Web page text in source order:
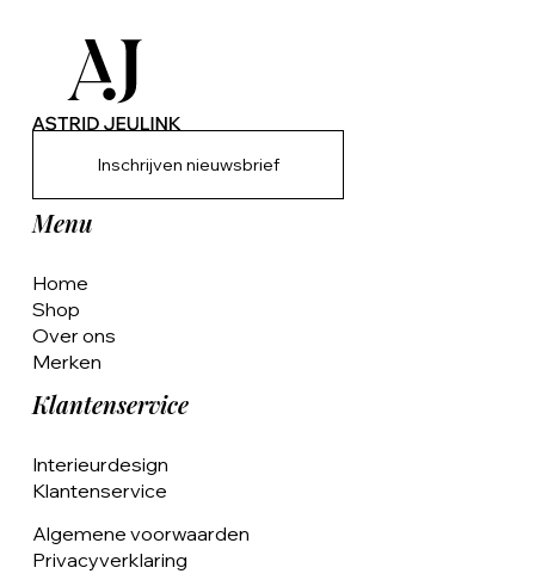
Inschrijven nieuwsbrief
Menu
Home
Shop
Over ons
Merken
Klantenservice
Interieurdesign
Klantenservice
Algemene voorwaarden
Privacyverklaring